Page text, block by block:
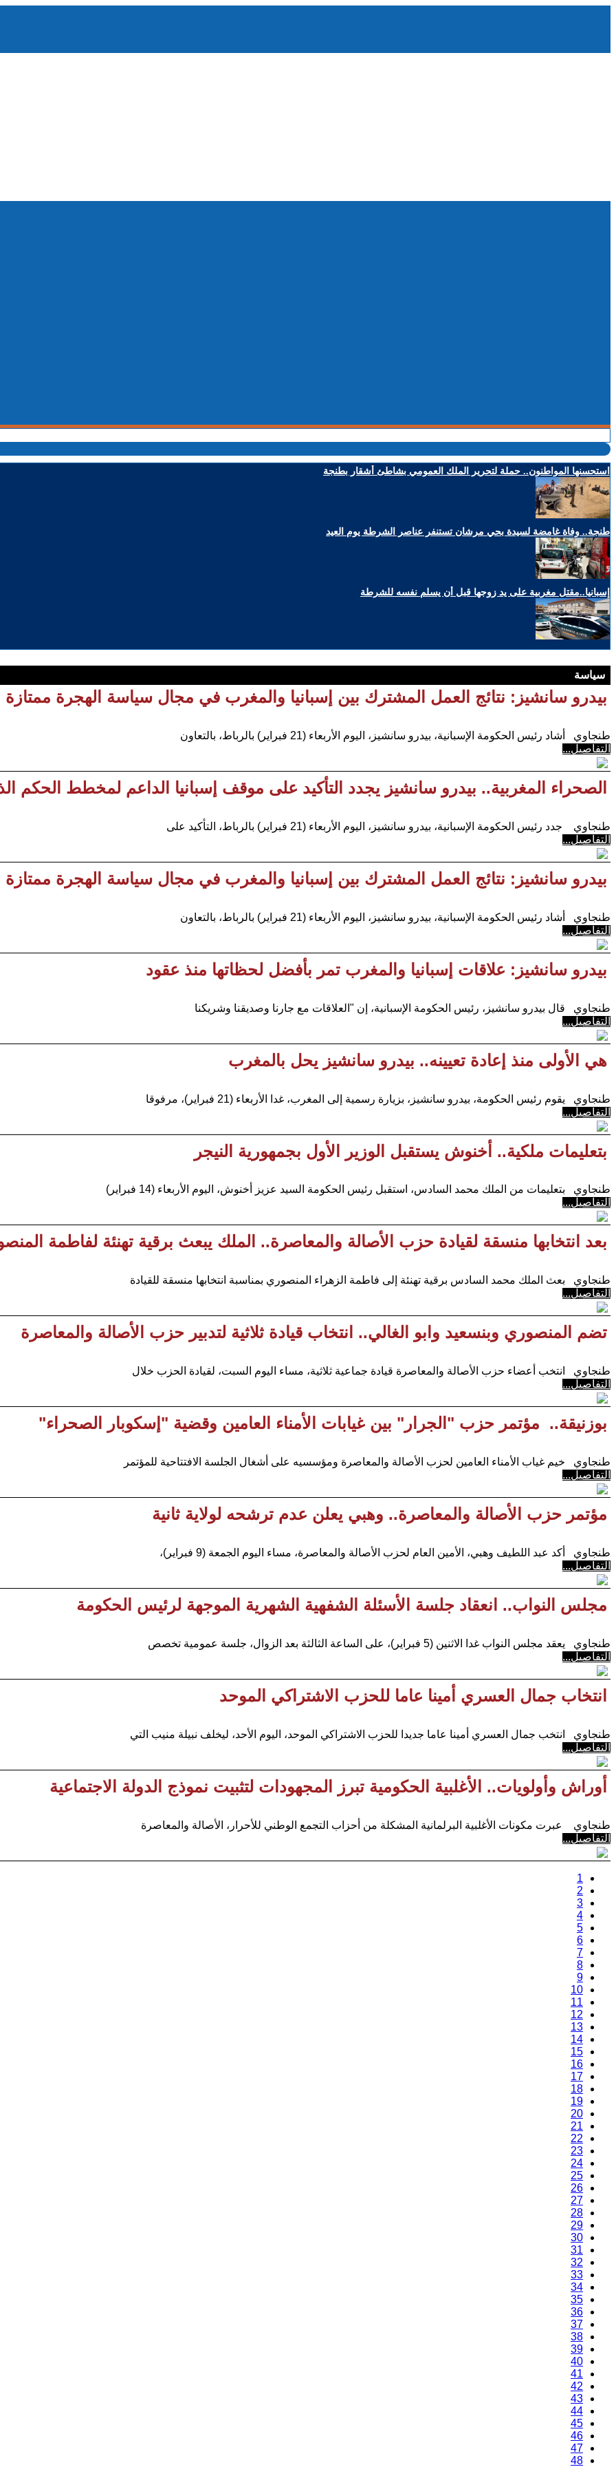
استحسنها المواطنون.. حملة لتحرير الملك العمومي بشاطئ أشقار بطنجة
طنجة.. وفاة غامضة لسيدة بحي مرشان تستنفر عناصر الشرطة يوم العيد
إسبانيا..مقتل مغربية على يد زوجها قبل أن يسلم نفسه للشرطة
سياسة
بيدرو سانشيز: نتائج العمل المشترك بين إسبانيا والمغرب في مجال سياسة الهجرة ممتازة
طنجاوي أشاد رئيس الحكومة الإسبانية، بيدرو سانشيز، اليوم الأربعاء (21 فبراير) بالرباط، بالتعاون
التفاصيل...
الصحراء المغربية.. بيدرو سانشيز يجدد التأكيد على موقف إسبانيا الداعم لمخطط الحكم
طنجاوي جدد رئيس الحكومة الإسبانية، بيدرو سانشيز، اليوم الأربعاء (21 فبراير) بالرباط، التأكيد على
التفاصيل...
بيدرو سانشيز: نتائج العمل المشترك بين إسبانيا والمغرب في مجال سياسة الهجرة ممتازة
طنجاوي أشاد رئيس الحكومة الإسبانية، بيدرو سانشيز، اليوم الأربعاء (21 فبراير) بالرباط، بالتعاون
التفاصيل...
بيدرو سانشيز: علاقات إسبانيا والمغرب تمر بأفضل لحظاتها منذ عقود
طنجاوي قال بيدرو سانشيز، رئيس الحكومة الإسبانية، إن "العلاقات مع جارنا وصديقنا وشريكنا
التفاصيل...
هي الأولى منذ إعادة تعيينه.. بيدرو سانشيز يحل بالمغرب
طنجاوي يقوم رئيس الحكومة، بيدرو سانشيز، بزيارة رسمية إلى المغرب، غدا الأربعاء (21 فبراير)، مرفوقا
التفاصيل...
بتعليمات ملكية.. أخنوش يستقبل الوزير الأول بجمهورية النيجر
طنجاوي بتعليمات من الملك محمد السادس، استقبل رئيس الحكومة السيد عزيز أخنوش، اليوم الأربعاء (14 فبراير)
التفاصيل...
بعد انتخابها منسقة لقيادة حزب الأصالة والمعاصرة.. الملك يبعث برقية تهنئة لفاطمة
طنجاوي بعث الملك محمد السادس برقية تهنئة إلى فاطمة الزهراء المنصوري بمناسبة انتخابها منسقة للقيادة
التفاصيل...
تضم المنصوري وبنسعيد وابو الغالي.. انتخاب قيادة ثلاثية لتدبير حزب الأصالة والمعاصرة
طنجاوي انتخب أعضاء حزب الأصالة والمعاصرة قيادة جماعية ثلاثية، مساء اليوم السبت، لقيادة الحزب خلال
التفاصيل...
بوزنيقة.. مؤتمر حزب "الجرار" بين غيابات الأمناء العامين وقضية "إسكوبار الصحراء"
طنجاوي خيم غياب الأمناء العامين لحزب الأصالة والمعاصرة ومؤسسيه على أشغال الجلسة الافتتاحية للمؤتمر
التفاصيل...
مؤتمر حزب الأصالة والمعاصرة.. وهبي يعلن عدم ترشحه لولاية ثانية
طنجاوي أكد عبد اللطيف وهبي، الأمين العام لحزب الأصالة والمعاصرة، مساء اليوم الجمعة (9 فبراير)،
التفاصيل...
مجلس النواب.. انعقاد جلسة الأسئلة الشفهية الشهرية الموجهة لرئيس الحكومة
طنجاوي يعقد مجلس النواب غدا الاثنين (5 فبراير)، على الساعة الثالثة بعد الزوال، جلسة عمومية تخصص
التفاصيل...
انتخاب جمال العسري أمينا عاما للحزب الاشتراكي الموحد
طنجاوي انتخب جمال العسري أمينا عاما جديدا للحزب الاشتراكي الموحد، اليوم الأحد، ليخلف نبيلة منيب التي
التفاصيل...
أوراش وأولويات.. الأغلبية الحكومية تبرز المجهودات لتثبيت نموذج الدولة الاجتماعية
طنجاوي عبرت مكونات الأغلبية البرلمانية المشكلة من أحزاب التجمع الوطني للأحرار، الأصالة والمعاصرة
التفاصيل...
1
2
3
4
5
6
7
8
9
10
11
12
13
14
15
16
17
18
19
20
21
22
23
24
25
26
27
28
29
30
31
32
33
34
35
36
37
38
39
40
41
42
43
44
45
46
47
48